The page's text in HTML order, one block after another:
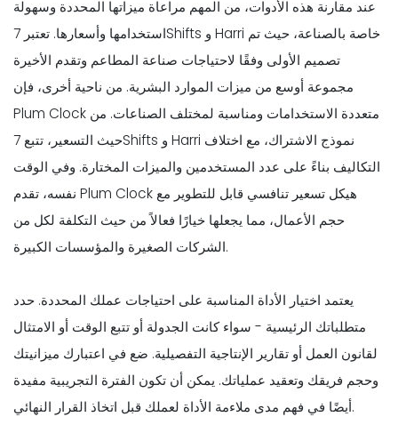
عند مقارنة هذه الأدوات، من المهم مراعاة ميزاتها المحددة وسهولة
استخدامها وأسعارها. تعتبر 7Shifts و Harri خاصة بالصناعة، حيث تم
تصميم الأولى وفقًا لاحتياجات صناعة المطاعم وتقدم الأخيرة
مجموعة أوسع من ميزات الموارد البشرية. من ناحية أخرى، فإن
Plum Clock متعددة الاستخدامات ومناسبة لمختلف الصناعات. من
حيث التسعير، تتبع 7Shifts و Harri نموذج الاشتراك، مع اختلاف
التكاليف بناءً على عدد المستخدمين والميزات المختارة. وفي الوقت
نفسه، تقدم Plum Clock هيكل تسعير تنافسي قابل للتطوير مع
حجم الأعمال، مما يجعلها خيارًا فعالاً من حيث التكلفة لكل من
الشركات الصغيرة والمؤسسات الكبيرة.
يعتمد اختيار الأداة المناسبة على احتياجات عملك المحددة. حدد
متطلباتك الرئيسية - سواء كانت الجدولة أو تتبع الوقت أو الامتثال
لقانون العمل أو تقارير الإنتاجية التفصيلية. ضع في اعتبارك ميزانيتك
وحجم فريقك وتعقيد عملياتك. يمكن أن تكون الفترة التجريبية مفيدة
أيضًا في فهم مدى ملاءمة الأداة لعملك قبل اتخاذ القرار النهائي.